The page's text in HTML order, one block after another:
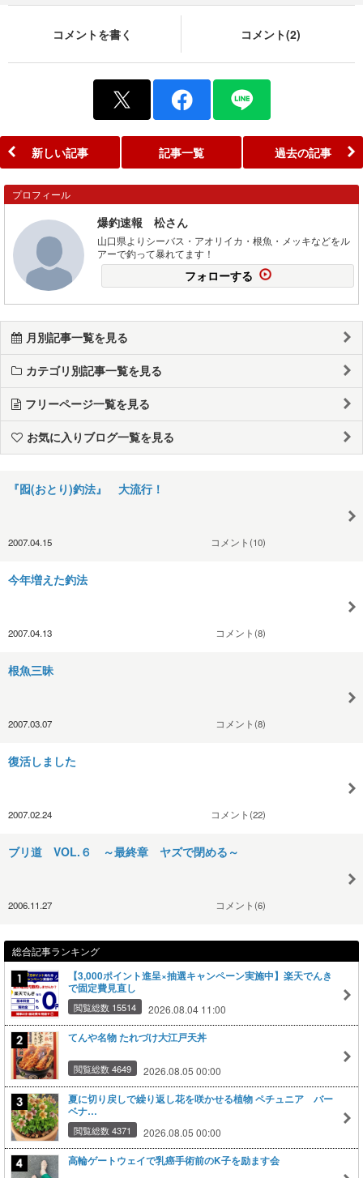
コメントを書く コメント(2)
新しい記事 記事一覧 過去の記事
プロフィール
爆釣速報 松さん
山口県よりシーバス・アオリイカ・根魚・メッキなどをル
アーで釣って暴れてます！
フォローする
月別記事一覧を見る
カテゴリ別記事一覧を見る
フリーページ一覧を見る
お気に入りブログ一覧を見る
『囮(おとり)釣法』 大流行！
2007.04.15 コメント(10)
今年増えた釣法
2007.04.13 コメント(8)
根魚三昧
2007.03.07 コメント(8)
復活しました
2007.02.24 コメント(22)
ブリ道 VOL.６ ～最終章 ヤズで閉める～
2006.11.27 コメント(6)
総合記事ランキング
【3,000ポイント進呈×抽選キャンペーン実施中】楽天でんき
で固定費見直し
閲覧総数 15514 2026.08.04 11:00
てんや名物 たれづけ大江戸天丼
閲覧総数 4649 2026.08.05 00:00
夏に切り戻しで繰り返し花を咲かせる植物 ペチュニア バー
ベナ…
閲覧総数 4371 2026.08.05 00:00
高輪ゲートウェイで乳癌手術前のK子を励ます会